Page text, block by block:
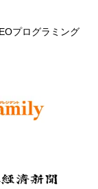
プログラミング